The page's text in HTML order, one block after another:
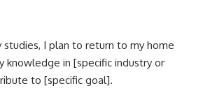
I plan to return to my home
knowledge in [specific industry or
to [specific goal].